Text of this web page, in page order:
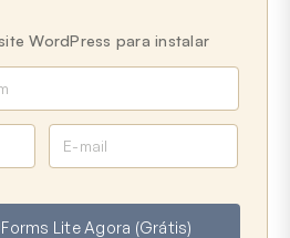
WordPress para instalar
a
Lite Agora (Grátis)